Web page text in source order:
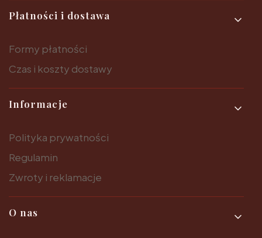
Płatności i dostawa
Formy płatności
Czas i koszty dostawy
Informacje
Polityka prywatności
Regulamin
Zwroty i reklamacje
O nas